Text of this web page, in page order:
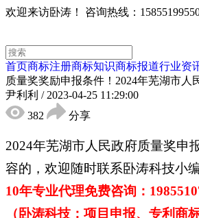
欢迎来访卧涛！ 咨询热线：
首页商标注册商标知识商标报道行业资
质量奖奖励申报条件！2024年芜湖市
尹利利 / 2023-04-25 11:29:00
382
分享
2024年芜湖市人民政府质量奖申
容的，欢迎随时联系卧涛科技小
10年专业代理免费咨询：
（卧涛科技：项目申报、专利